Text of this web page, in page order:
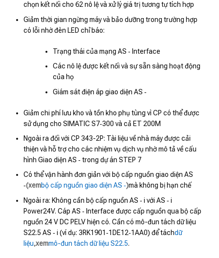
chọn kết nối cho 62 nô lệ và xử lý giá trị tương tự tích hợp
Giảm thời gian ngừng máy và bảo dưỡng trong trường hợp
có lỗi nhờ đèn LED chỉ báo:
Trạng thái của mạng AS ‑ Interface
Các nô lệ được kết nối và sự sẵn sàng hoạt động
của họ
Giám sát điện áp giao diện AS ‑
Giảm chi phí lưu kho và tồn kho phụ tùng vì CP có thể được
sử dụng cho SIMATIC S7‑300 và cả ET 200M
Ngoài ra đối với CP 343-2P: Tài liệu về nhà máy được cải
thiện và hỗ trợ cho các nhiệm vụ dịch vụ nhờ mô tả về cấu
hình Giao diện AS ‑ trong dự án STEP 7
Có thể vận hành đơn giản với bộ cấp nguồn giao diện AS
‑(xembộ cấp nguồn giao diện AS ‑)mà không bị hạn chế
Ngoài ra: Không cần bộ cấp nguồn AS ‑ i với AS ‑ i
Power24V. Cáp AS ‑ Interface được cấp nguồn qua bộ cấp
nguồn 24 V DC PELV hiện có. Cần có mô-đun tách dữ liệu
S22.5 AS ‑ i (ví dụ: 3RK1901‑1DE12‑1AA0) để táchdữ
liệu,xemmô-đun tách dữ liệu S22.5.